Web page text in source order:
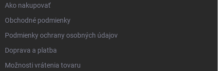
Ako nakupovať
Obchodné podmienky
Podmienky ochrany osobných údajov
Doprava a platba
Možnosti vrátenia tovaru